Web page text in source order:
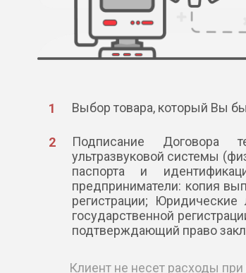
Выбор товара, который Вы
Подписание Договора
ультразвуковой системы
паспорта и
предприниматели: копия
регистрации;
государственной
подтверждающий право
Клиент не несет расходы